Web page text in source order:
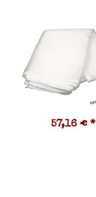
57,16 € *